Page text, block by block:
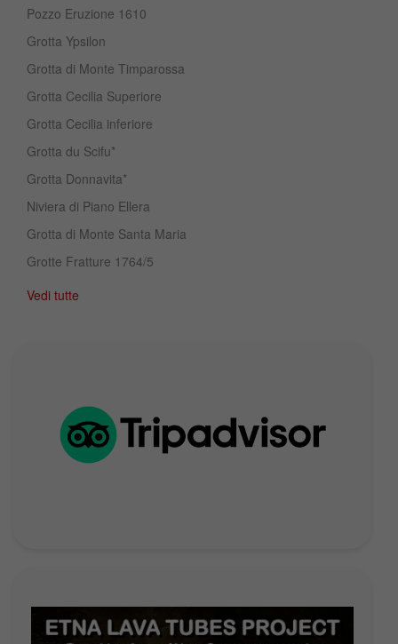
Pozzo Eruzione 1610
Grotta Ypsilon
Grotta di Monte Timparossa
Grotta Cecilia Superiore
Grotta Cecilia inferiore
Grotta du Scifu*
Grotta Donnavita*
Niviera di Piano Ellera
Grotta di Monte Santa Maria
Grotte Fratture 1764/5
Vedi tutte